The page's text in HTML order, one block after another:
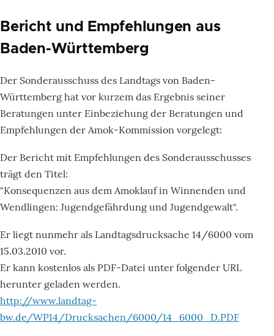
Bericht und Empfehlungen aus
Baden-Württemberg
Der Sonderausschuss des Landtags von Baden-
Württemberg hat vor kurzem das Ergebnis seiner
Beratungen unter Einbeziehung der Beratungen und
Empfehlungen der Amok-Kommission vorgelegt:
Der Bericht mit Empfehlungen des Sonderausschusses
trägt den Titel:
"Konsequenzen aus dem Amoklauf in Winnenden und
Wendlingen: Jugendgefährdung und Jugendgewalt".
Er liegt nunmehr als Landtagsdrucksache 14/6000 vom
15.03.2010 vor.
Er kann kostenlos als PDF-Datei unter folgender URL
herunter geladen werden.
http://www.landtag-
bw.de/WP14/Drucksachen/6000/14_6000_D.PDF